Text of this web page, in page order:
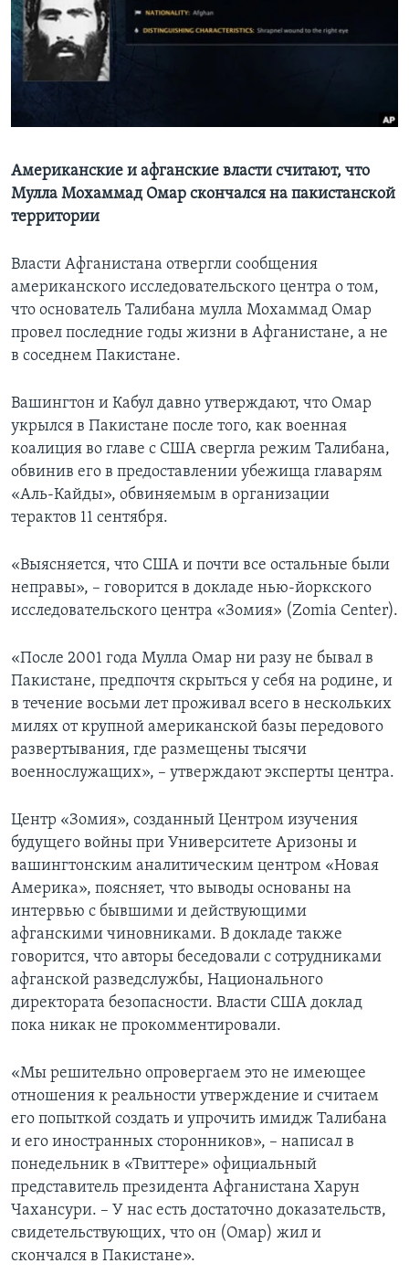
Learning English
СОЦИАЛЬНЫЕ СЕТИ
Языки
Американские и афганские власти считают, что
Мулла Мохаммад Омар скончался на пакистанской
территории
Власти Афганистана отвергли сообщения
американского исследовательского центра о том,
что основатель Талибана мулла Мохаммад Омар
провел последние годы жизни в Афганистане, а не
в соседнем Пакистане.
Вашингтон и Кабул давно утверждают, что Омар
укрылся в Пакистане после того, как военная
коалиция во главе с США свергла режим Талибана,
обвинив его в предоставлении убежища главарям
«Аль-Кайды», обвиняемым в организации
терактов 11 сентября.
«Выясняется, что США и почти все остальные были
неправы», – говорится в докладе нью-йоркского
исследовательского центра «Зомия» (Zomia Center).
«После 2001 года Мулла Омар ни разу не бывал в
Пакистане, предпочтя скрыться у себя на родине, и
в течение восьми лет проживал всего в нескольких
милях от крупной американской базы передового
развертывания, где размещены тысячи
военнослужащих», – утверждают эксперты центра.
Центр «Зомия», созданный Центром изучения
будущего войны при Университете Аризоны и
вашингтонским аналитическим центром «Новая
Америка», поясняет, что выводы основаны на
интервью с бывшими и действующими
афганскими чиновниками. В докладе также
говорится, что авторы беседовали с сотрудниками
афганской разведслужбы, Национального
директората безопасности. Власти США доклад
пока никак не прокомментировали.
«Мы решительно опровергаем это не имеющее
отношения к реальности утверждение и считаем
его попыткой создать и упрочить имидж Талибана
и его иностранных сторонников», – написал в
понедельник в «Твиттере» официальный
представитель президента Афганистана Харун
Чахансури. – У нас есть достаточно доказательств,
свидетельствующих, что он (Омар) жил и
скончался в Пакистане».